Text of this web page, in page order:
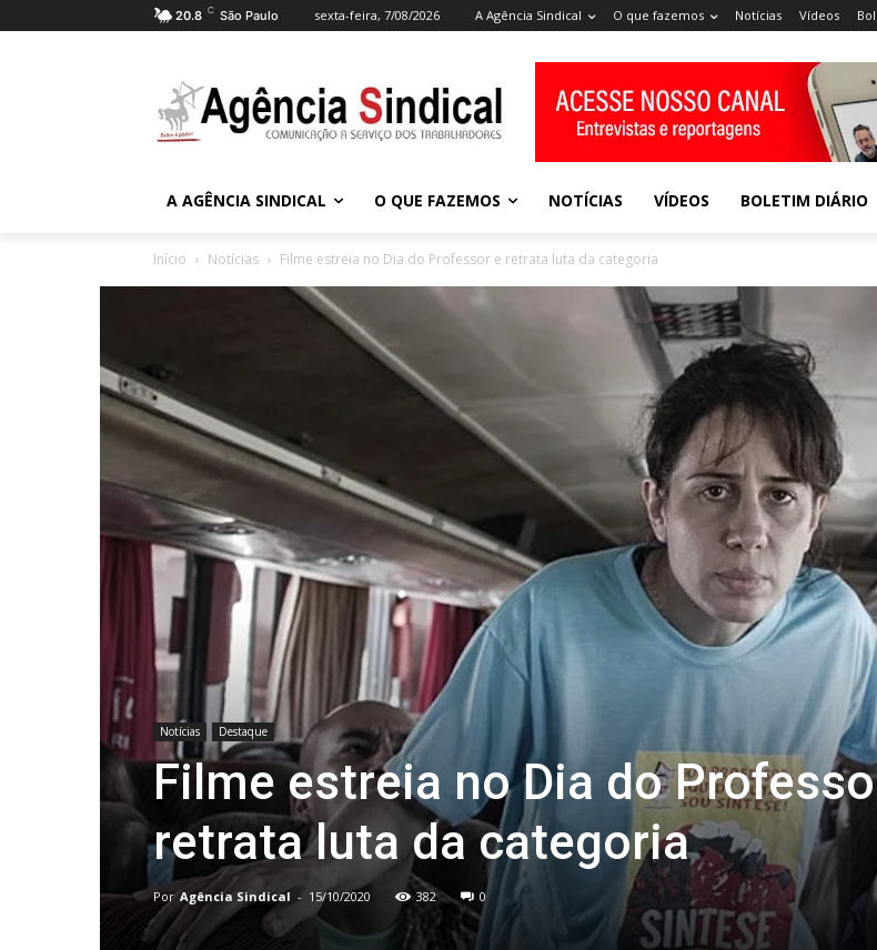
20.8 C São Paulo sexta-feira, 7/08/2026 A Agência Sindical O que fazemos Notícias Vídeos
A AGÊNCIA SINDICAL O QUE FAZEMOS NOTÍCIAS VÍDEOS BOLETIM DIÁRIO
Início Notícias Filme estreia no Dia do Professor e retrata luta da categoria
Notícias Destaque
Filme estreia no Dia do
retrata luta da categoria
Por Agência Sindical - 15/10/2020 382 0